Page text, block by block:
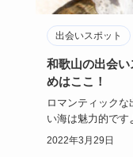
出会いスポット
和歌山の出会
めはここ！
ロマンティック
い海は魅力的です
いがあると人気…
2022年3月29日